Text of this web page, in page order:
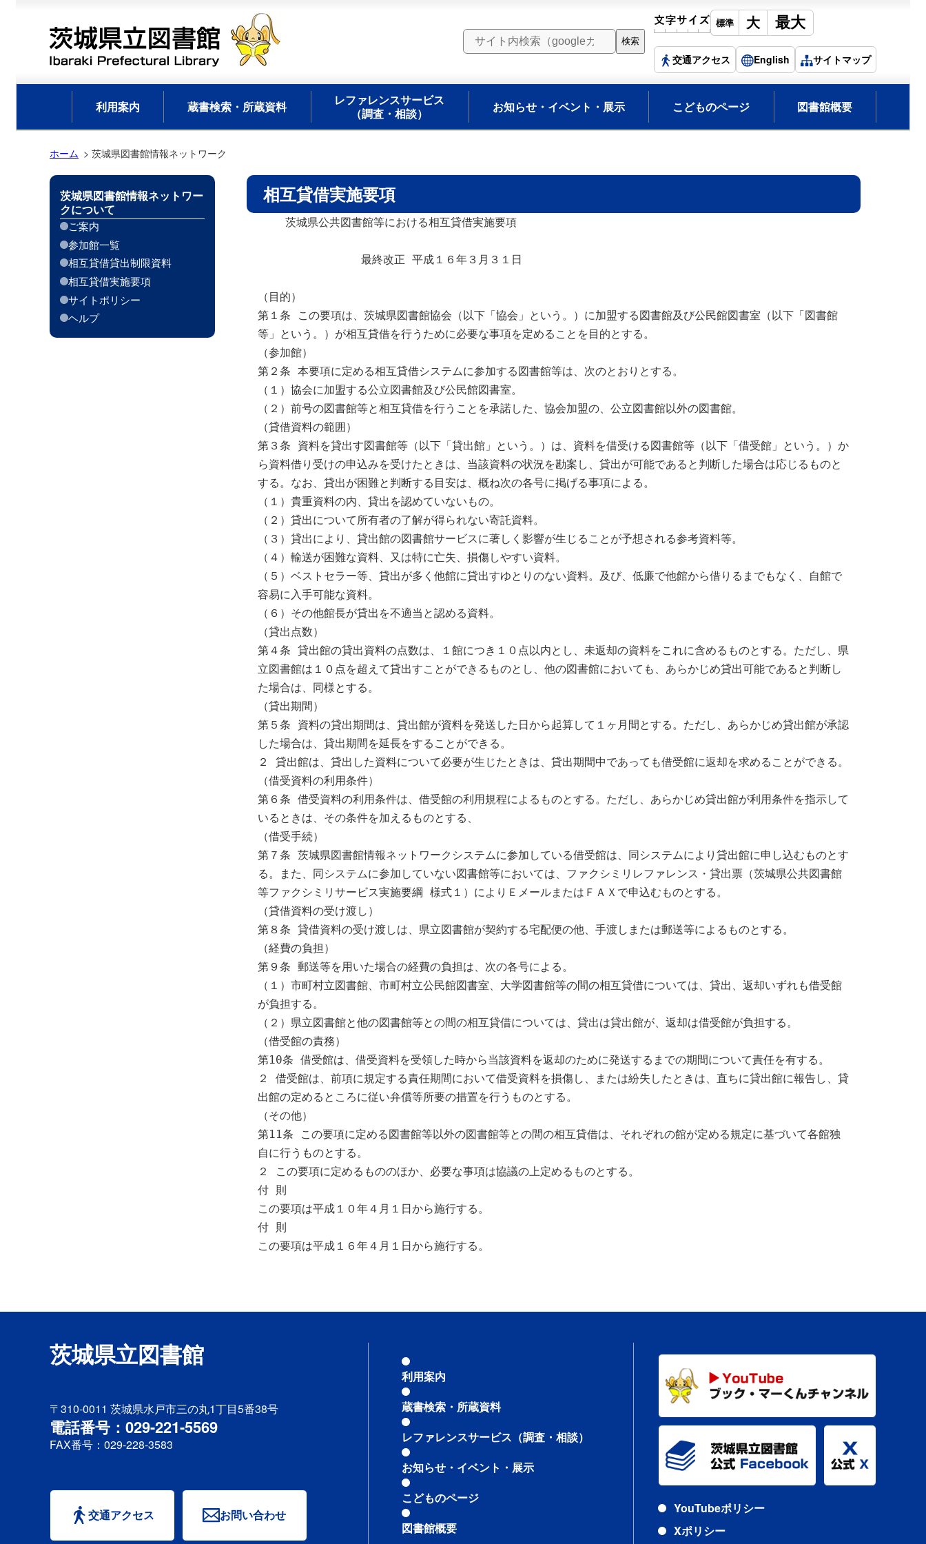
交通アクセス English サイトマップ
利用案内 蔵書検索・所蔵資料
レファレンスサービス
（調査・相談）
お知らせ・イベント・展示 こどものページ 図書館概要
ホーム 茨城県図書館情報ネットワーク
相互貸借実施要項
（目的）
第１条 この要項は、茨城県図書館協会（以下「協会」という。）に加盟する図書館及び公民館図書室（以下「図書館
等」という。）が相互貸借を行うために必要な事項を定めることを目的とする。
（参加館）
第２条 本要項に定める相互貸借システムに参加する図書館等は、次のとおりとする。
（１）協会に加盟する公立図書館及び公民館図書室。
（２）前号の図書館等と相互貸借を行うことを承諾した、協会加盟の、公立図書館以外の図書館。
（貸借資料の範囲）
第３条 資料を貸出す図書館等（以下「貸出館」という。）は、資料を借受ける図書館等（以下「借受館」という。）か
ら資料借り受けの申込みを受けたときは、当該資料の状況を勘案し、貸出が可能であると判断した場合は応じるものと
する。なお、貸出が困難と判断する目安は、概ね次の各号に掲げる事項による。
（１）貴重資料の内、貸出を認めていないもの。
（２）貸出について所有者の了解が得られない寄託資料。
（３）貸出により、貸出館の図書館サービスに著しく影響が生じることが予想される参考資料等。
（４）輸送が困難な資料、又は特に亡失、損傷しやすい資料。
（５）ベストセラー等、貸出が多く他館に貸出すゆとりのない資料。及び、低廉で他館から借りるまでもなく、自館で
容易に入手可能な資料。
（６）その他館長が貸出を不適当と認める資料。
（貸出点数）
第４条 貸出館の貸出資料の点数は、１館につき１０点以内とし、未返却の資料をこれに含めるものとする。ただし、県
立図書館は１０点を超えて貸出すことができるものとし、他の図書館においても、あらかじめ貸出可能であると判断し
た場合は、同様とする。
（貸出期間）
第５条 資料の貸出期間は、貸出館が資料を発送した日から起算して１ヶ月間とする。ただし、あらかじめ貸出館が承認
した場合は、貸出期間を延長をすることができる。
２ 貸出館は、貸出した資料について必要が生じたときは、貸出期間中であっても借受館に返却を求めることができる。
（借受資料の利用条件）
第６条 借受資料の利用条件は、借受館の利用規程によるものとする。ただし、あらかじめ貸出館が利用条件を指示して
いるときは、その条件を加えるものとする、
（借受手続）
第７条 茨城県図書館情報ネットワークシステムに参加している借受館は、同システムにより貸出館に申し込むものとす
る。また、同システムに参加していない図書館等においては、ファクシミリレファレンス・貸出票（茨城県公共図書館
等ファクシミリサービス実施要綱 様式１）によりＥメールまたはＦＡＸで申込むものとする。
（貸借資料の受け渡し）
第８条 貸借資料の受け渡しは、県立図書館が契約する宅配便の他、手渡しまたは郵送等によるものとする。
（経費の負担）
第９条 郵送等を用いた場合の経費の負担は、次の各号による。
（１）市町村立図書館、市町村立公民館図書室、大学図書館等の間の相互貸借については、貸出、返却いずれも借受館
が負担する。
（２）県立図書館と他の図書館等との間の相互貸借については、貸出は貸出館が、返却は借受館が負担する。
（借受館の責務）
第10条 借受館は、借受資料を受領した時から当該資料を返却のために発送するまでの期間について責任を有する。
２ 借受館は、前項に規定する責任期間において借受資料を損傷し、または紛失したときは、直ちに貸出館に報告し、貸
出館の定めるところに従い弁償等所要の措置を行うものとする。
（その他）
第11条 この要項に定める図書館等以外の図書館等との間の相互貸借は、それぞれの館が定める規定に基づいて各館独
自に行うものとする。
２ この要項に定めるもののほか、必要な事項は協議の上定めるものとする。
付 則
この要項は平成１０年４月１日から施行する。
付 則
この要項は平成１６年４月１日から施行する。
茨城県図書館情報ネットワー
クについて
ご案内
参加館一覧
相互貸借貸出制限資料
相互貸借実施要項
サイトポリシー
ヘルプ
茨城県立図書館
〒310-0011 茨城県水戸市三の丸1丁目5番38号
電話番号：029-221-5569
FAX番号：029-228-3583
交通アクセス お問い合わせ
利用案内
蔵書検索・所蔵資料
レファレンスサービス （調査・相談）
お知らせ・イベント・展示
こどものページ
図書館概要
YouTubeポリシー
Xポリシー